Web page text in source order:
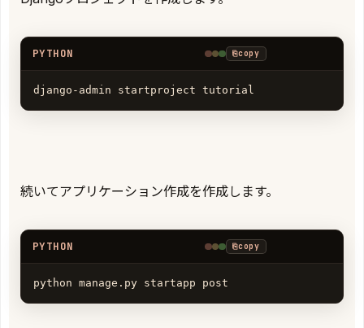
PYTHON ⎘copy
django-admin startproject tutorial
続いてアプリケーション作成を作成します。
PYTHON ⎘copy
python manage.py startapp post